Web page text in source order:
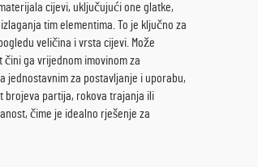
cijevi, uključujući one glatke,
tim elementima. To je ključno za
veličina i vrsta cijevi. Može
ga vrijednom imovinom za
jednostavnim za postavljanje i uporabu,
brojeva partija, rokova trajanja ili
čime je idealno rješenje za